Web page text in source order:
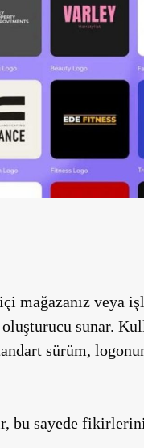
mağazanız veya
sunar.
sürüm,
bu sayede